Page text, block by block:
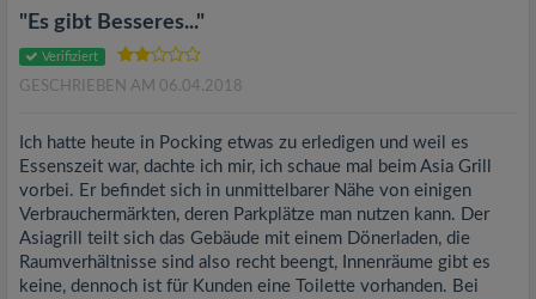
"Es gibt Besseres..."
Verifiziert
GESCHRIEBEN AM 06.04.2018
Ich hatte heute in Pocking etwas zu erledigen und weil es
Essenszeit war, dachte ich mir, ich schaue mal beim Asia Grill
vorbei. Er befindet sich in unmittelbarer Nähe von einigen
Verbrauchermärkten, deren Parkplätze man nutzen kann. Der
Asiagrill teilt sich das Gebäude mit einem Dönerladen, die
Raumverhältnisse sind also recht beengt, Innenräume gibt es
keine, dennoch ist für Kunden eine Toilette vorhanden. Bei